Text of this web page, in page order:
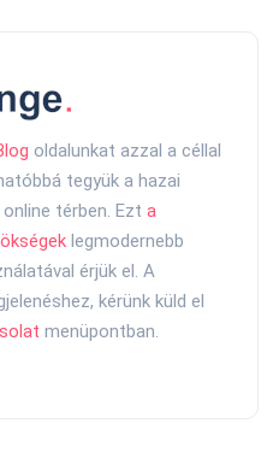
oldalunkat azzal a céllal
tegyük a hazai
térben. Ezt a
legmodernebb
érjük el. A
kérünk küld el
menüpontban.